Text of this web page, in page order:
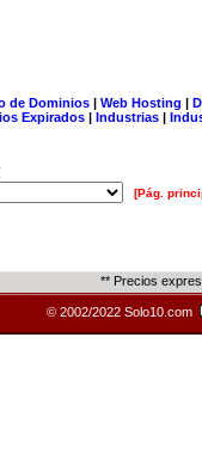
de Dominios| Web Hosting |
Expirados | Industrias |
[Pág.
** Precios
© 2002/2022 Solo10.com